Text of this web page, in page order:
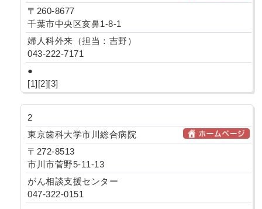
〒260-8677
千葉市中央区亥鼻1-8-1
婦人科外来（担当：吉野）
043-222-7171
●
[1][2][3]
2
東京歯科大学市川総合病院
〒272-8513
市川市菅野5-11-13
がん相談支援センター
047-322-0151